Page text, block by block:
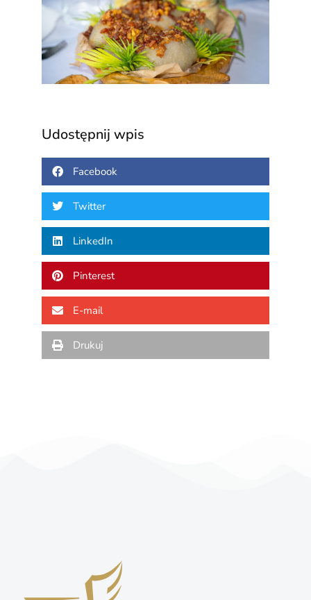
Udostępnij wpis
Facebook
Twitter
LinkedIn
Pinterest
E-mail
Drukuj